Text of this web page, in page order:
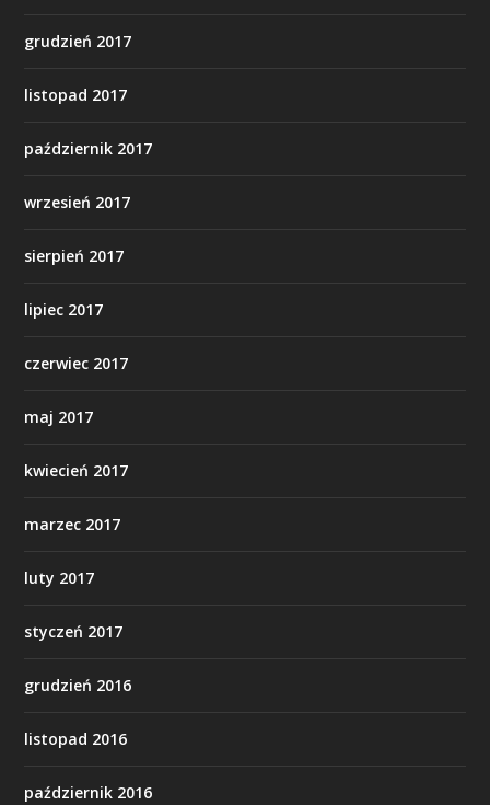
grudzień 2017
listopad 2017
październik 2017
wrzesień 2017
sierpień 2017
lipiec 2017
czerwiec 2017
maj 2017
kwiecień 2017
marzec 2017
luty 2017
styczeń 2017
grudzień 2016
listopad 2016
październik 2016